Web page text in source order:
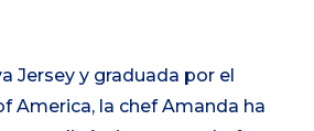
Jersey y graduada por el
America, la chef Amanda ha